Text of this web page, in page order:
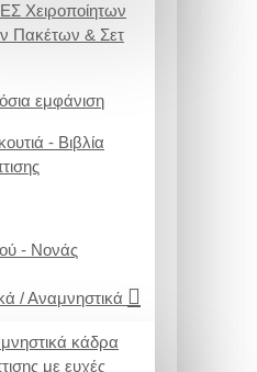
Χειροποίητων
Πακέτων & Σετ
εμφάνιση
- Βιβλία
- Νονάς
/ Αναμνηστικά
κάδρα
με ευχές